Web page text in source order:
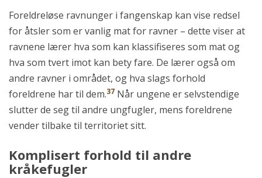
Foreldreløse ravnunger i fangenskap kan vise redsel
for åtsler som er vanlig mat for ravner – dette viser at
ravnene lærer hva som kan klassifiseres som mat og
hva som tvert imot kan bety fare. De lærer også om
andre ravner i området, og hva slags forhold
foreldrene har til dem.37 Når ungene er selvstendige
slutter de seg til andre ungfugler, mens foreldrene
vender tilbake til territoriet sitt.
Komplisert forhold til andre
kråkefugler